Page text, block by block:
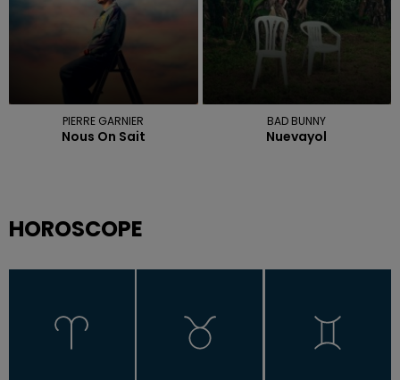
PIERRE GARNIER
Nous On Sait
BAD BUNNY
Nuevayol
HOROSCOPE